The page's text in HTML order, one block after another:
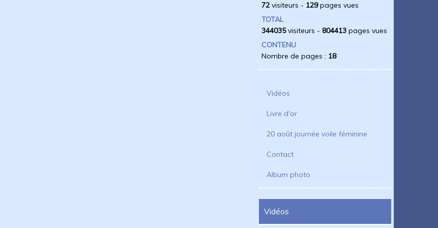
72visiteurs - 129pages vues
TOTAL
344035visiteurs - 804413pages vues
CONTENU
Nombre de pages : 18
Vidéos
Livre d'or
20 août journée voile féminine
Contact
Album photo
Vidéos